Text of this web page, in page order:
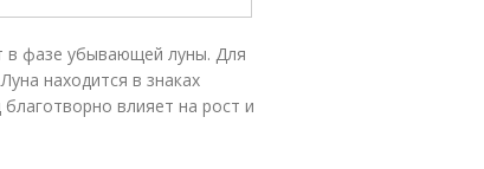
в фазе убывающей луны. Для
находится в знаках
влияет на рост и